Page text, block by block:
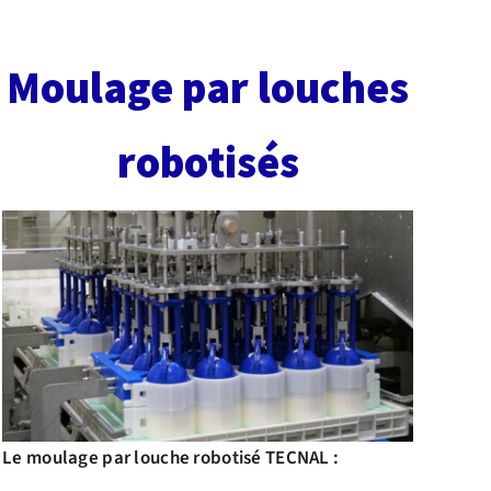
Moulage par louches
robotisés
Le moulage par louche robotisé TECNAL :